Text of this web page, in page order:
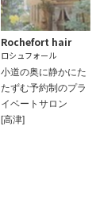
Rochefort hair
ロシュフォール
小道の奥に静かにた
たずむ予約制のプラ
イベートサロン
[高津]